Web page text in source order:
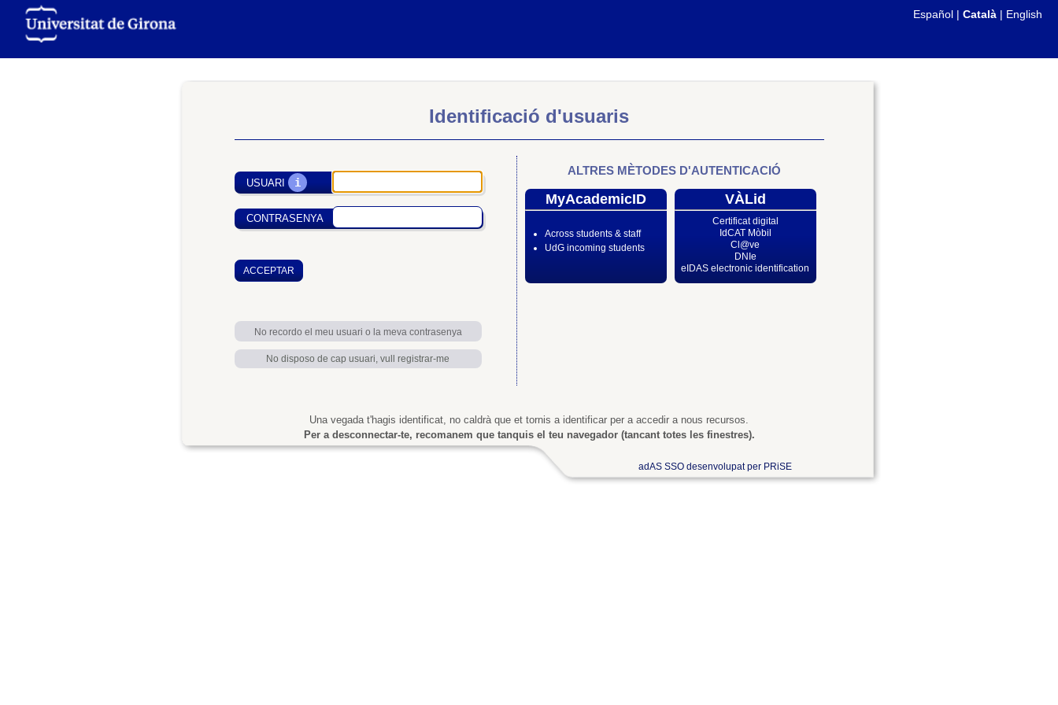
Español | Català | English
Identificació d'usuaris
USUARI i
CONTRASENYA
No recordo el meu usuari o la meva contrasenya
No disposo de cap usuari, vull registrar-me
ALTRES MÈTODES D'AUTENTICACIÓ
MyAcademicID
Across students & staff
UdG incoming students
VÀLid
Certificat digital
IdCAT Mòbil
Cl@ve
DNIe
eIDAS electronic identification
Una vegada t'hagis identificat, no caldrà que et tornis a identificar per a accedir a nous recursos.
Per a desconnectar-te, recomanem que tanquis el teu navegador (tancant totes les finestres).
adAS SSO desenvolupat per PRiSE